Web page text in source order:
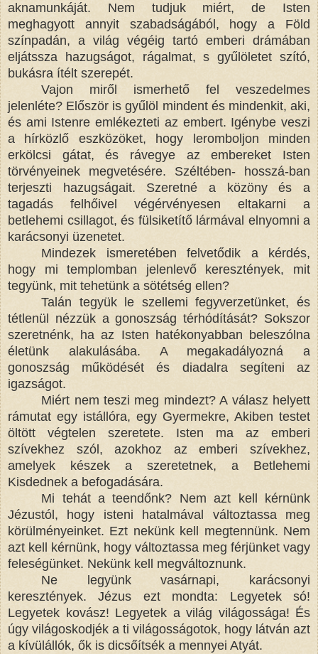
aknamunkáját. Nem tudjuk miért, de Isten
meghagyott annyit szabadságából, hogy a Föld
színpadán, a világ végéig tartó emberi drámában
eljátssza hazugságot, rágalmat, s gyűlöletet szító,
bukásra ítélt szerepét.
Vajon miről ismerhető fel veszedelmes
jelenléte? Először is gyűlöl mindent és mindenkit, aki,
és ami Istenre emlékezteti az embert. Igénybe veszi
a hírközlő eszközöket, hogy leromboljon minden
erkölcsi gátat, és rávegye az embereket Isten
törvényeinek megvetésére. Széltében- hosszá-ban
terjeszti hazugságait. Szeretné a közöny és a
tagadás felhőivel végérvényesen eltakarni a
betlehemi csillagot, és fülsiketítő lármával elnyomni a
karácsonyi üzenetet.
Mindezek ismeretében felvetődik a kérdés,
hogy mi templomban jelenlevő keresztények, mit
tegyünk, mit tehetünk a sötétség ellen?
Talán tegyük le szellemi fegyverzetünket, és
tétlenül nézzük a gonoszság térhódítását? Sokszor
szeretnénk, ha az Isten hatékonyabban beleszólna
életünk alakulásába. A megakadályozná a
gonoszság működését és diadalra segíteni az
igazságot.
Miért nem teszi meg mindezt? A válasz helyett
rámutat egy istállóra, egy Gyermekre, Akiben testet
öltött végtelen szeretete. Isten ma az emberi
szívekhez szól, azokhoz az emberi szívekhez,
amelyek készek a szeretetnek, a Betlehemi
Kisdednek a befogadására.
Mi tehát a teendőnk? Nem azt kell kérnünk
Jézustól, hogy isteni hatalmával változtassa meg
körülményeinket. Ezt nekünk kell megtennünk. Nem
azt kell kérnünk, hogy változtassa meg férjünket vagy
feleségünket. Nekünk kell megváltoznunk.
Ne legyünk vasárnapi, karácsonyi
keresztények. Jézus ezt mondta: Legyetek só!
Legyetek kovász! Legyetek a világ világossága! És
úgy világoskodjék a ti világosságotok, hogy látván azt
a kívülállók, ők is dicsőítsék a mennyei Atyát.